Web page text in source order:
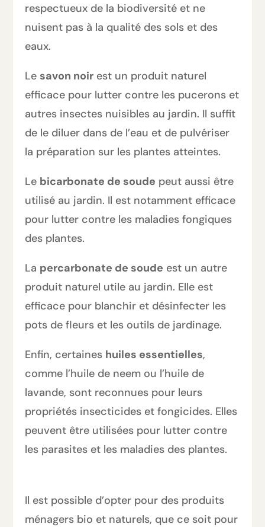
respectueux de la biodiversité et ne
nuisent pas à la qualité des sols et des
eaux.
Lesavon noir est un produit naturel
efficace pour lutter contre les pucerons et
autres insectes nuisibles au jardin. Il suffit
de le diluer dans de l’eau et de pulvériser
la préparation sur les plantes atteintes.
Le bicarbonate de soude peut aussi être
utilisé au jardin. Il est notamment efficace
pour lutter contre les maladies fongiques
des plantes.
La percarbonate de soude est un autre
produit naturel utile au jardin. Elle est
efficace pour blanchir et désinfecter les
pots de fleurs et les outils de jardinage.
Enfin, certaines huiles essentielles,
comme l’huile de neem ou l’huile de
lavande, sont reconnues pour leurs
propriétés insecticides et fongicides. Elles
peuvent être utilisées pour lutter contre
les parasites et les maladies des plantes.
Il est possible d’opter pour des produits
ménagers bio et naturels, que ce soit pour